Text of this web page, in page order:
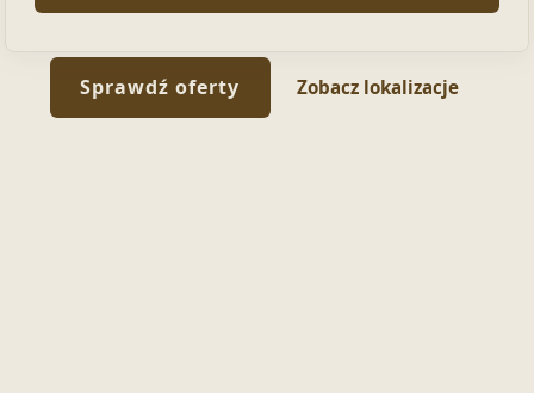
Sprawdź oferty Zobacz lokalizacje